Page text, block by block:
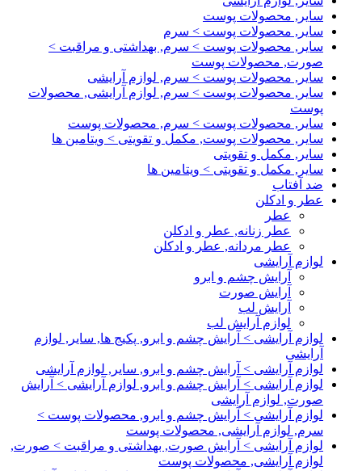
سایر, محصولات پوست
سایر, محصولات پوست > سرم
سایر, محصولات پوست > سرم, بهداشتی و مراقبت >
صورت, محصولات پوست
سایر, محصولات پوست > سرم, لوازم آرایشی
سایر, محصولات پوست > سرم, لوازم آرایشی, محصولات
پوست
سایر, محصولات پوست > سرم, محصولات پوست
سایر, محصولات پوست, مکمل و تقویتی > ویتامین ها
سایر, مکمل و تقویتی
سایر, مکمل و تقویتی > ویتامین ها
ضد آفتاب
عطر و ادکلن
عطر
عطر زنانه, عطر و ادکلن
عطر مردانه, عطر و ادکلن
لوازم آرایشی
آرایش چشم و ابرو
آرایش صورت
آرایش لب
لوازم آرایش لب
لوازم آرایشی > آرایش چشم و ابرو, پکیج ها, سایر, لوازم
آرایشی
لوازم آرایشی > آرایش چشم و ابرو, سایر, لوازم آرایشی
لوازم آرایشی > آرایش چشم و ابرو, لوازم آرایشی > آرایش
صورت, لوازم آرایشی
لوازم آرایشی > آرایش چشم و ابرو, محصولات پوست >
سرم, لوازم آرایشی, محصولات پوست
لوازم آرایشی > آرایش صورت, بهداشتی و مراقبت > صورت,
لوازم آرایشی, محصولات پوست